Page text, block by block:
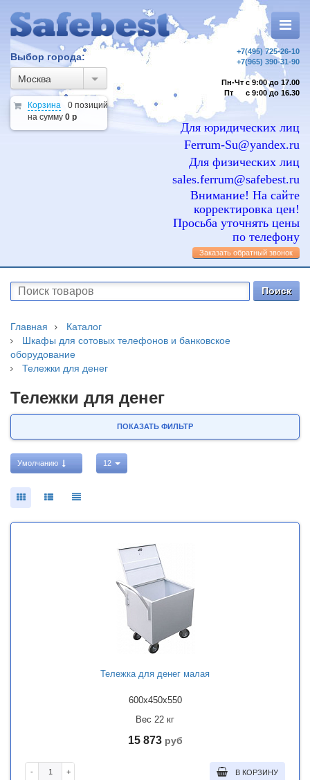
Выбор города:
Москва
Корзина
0 позиций
на сумму 0 р
+7(495) 725-26-10
+7(965) 390-31-90
Пн-Чт с 9:00 до 17.00
Пт с 9:00 до 16.30
Для юридических лиц
Ferrum-Su@yandex.ru
Для физических лиц
sales.ferrum@safebest.ru
Внимание! На сайте
корректировка цен!
Просьба уточнять цены
по телефону
Заказать обратный звонок
Главная
Каталог
Шкафы для сотовых телефонов и банковское
оборудование
Тележки для денег
Тележки для денег
ПОКАЗАТЬ ФИЛЬТР
Умолчанию 12
Тележка для денег малая
600x450x550
Вес 22 кг
15 873 руб
- + В КОРЗИНУ